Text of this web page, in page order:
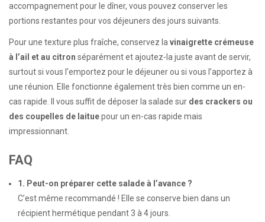
accompagnement pour le dîner, vous pouvez conserver les
portions restantes pour vos déjeuners des jours suivants.
Pour une texture plus fraîche, conservez lavinaigrette crémeuse
à l’ail et au citron séparément et ajoutez-la juste avant de servir,
surtout si vous l’emportez pour le déjeuner ou si vous l’apportez à
une réunion. Elle fonctionne également très bien comme un en-
cas rapide. Il vous suffit de déposer la salade sur des crackers ou
des coupelles de laituepour un en-cas rapide mais
impressionnant.
FAQ
1. Peut-on préparer cette salade à l’avance ?
C’est même recommandé ! Elle se conserve bien dans un
récipient hermétique pendant 3 à 4 jours.